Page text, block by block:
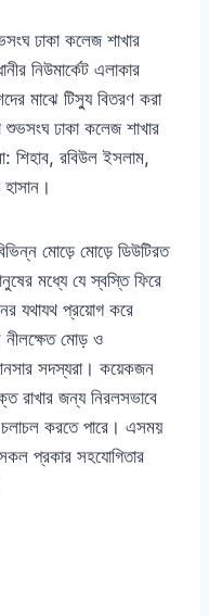
ঢাকা কলেজ শাখার
নিউমার্কেট এলাকার
মাঝে টিস্যু বিতরণ করা
শুভসংঘ ঢাকা কলেজ শাখার
: শিহাব, রবিউল ইসলাম,
হাসান।
মোড়ে মোড়ে ডিউটিরত
মধ্যে যে স্বস্তি ফিরে
যথাযথ প্রয়োগ করে
নীলক্ষেত মোড় ও
সদস্যরা। কয়েকজন
রাখার জন্য নিরলসভাবে
চলাচল করতে পারে। এসময়
প্রকার সহযোগিতার